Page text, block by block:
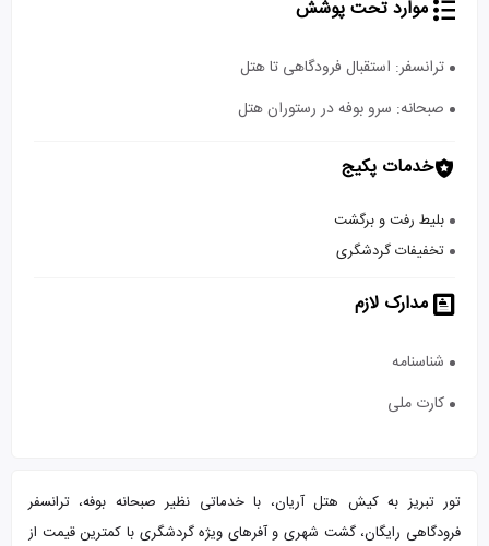
موارد تحت پوشش
ترانسفر: استقبال فرودگاهی تا هتل
صبحانه: سرو بوفه در رستوران هتل
خدمات پکیج
بلیط رفت و برگشت
تخفیفات گردشگری
مدارک لازم
شناسنامه
کارت ملی
تور تبریز به کیش هتل آریان، با خدماتی نظیر صبحانه بوفه، ترانسفر
فرودگاهی رایگان، گشت شهری و آفرهای ویژه گردشگری با کمترین قیمت از